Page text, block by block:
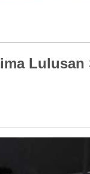
Lulusan